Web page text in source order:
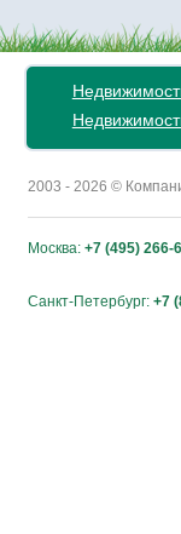
2003 - 2026 ©
Москва: +7 (495) 266-
Санкт-Петербург: +7